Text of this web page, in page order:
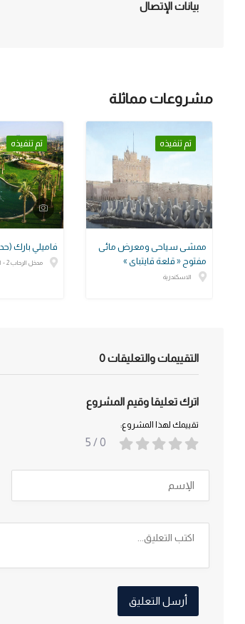
بيانات الإتصال
مشروعات مماثلة
تم تنفيذه
فاميلي بارك
مدخل الرحاب 2 - الكيلو 26
تم تنفيذه
ممشى سياحى ومعرض مائى
مفتوح « قلعة قايتباى »
الاسكندرية
التقييمات والتعليقات0
اترك تعليقا وقيم المشروع
تقييمك لهذا المشروع:
0
/ 5
أرسل التعليق